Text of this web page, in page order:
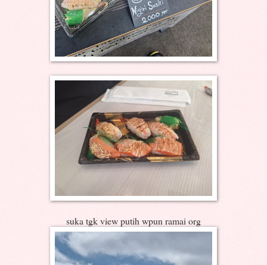
suka tgk view putih wpun ramai org